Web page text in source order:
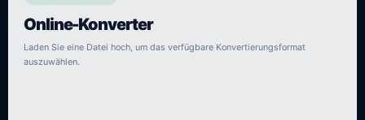
Online-Konverter
Laden Sie eine Datei hoch, um das verfügbare Konvertierungsformat
auszuwählen.